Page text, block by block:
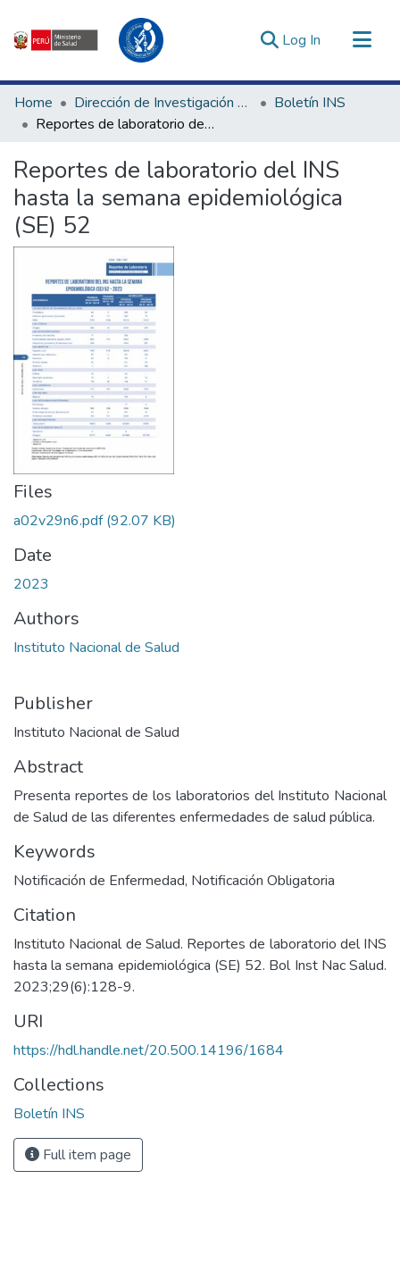
Log In (current)
Communities & Collections
All of DSpace
Estadísticas Externas
Enlaces de interés ▾
Home Dirección de Investigación e Innovación en Salud
Boletín INS
Reportes de laboratorio del INS hasta la semana epidemiológica (SE) 52
Reportes de laboratorio del INS
hasta la semana epidemiológica
(SE) 52
Files
a02v29n6.pdf(92.07 KB)
Date
2023
Authors
Instituto Nacional de Salud
Publisher
Instituto Nacional de Salud
Abstract
Presenta reportes de los laboratorios del Instituto Nacional
de Salud de las diferentes enfermedades de salud pública.
Keywords
Notificación de Enfermedad, Notificación Obligatoria
Citation
Instituto Nacional de Salud. Reportes de laboratorio del INS
hasta la semana epidemiológica (SE) 52. Bol Inst Nac Salud.
2023;29(6):128-9.
URI
https://hdl.handle.net/20.500.14196/1684
Collections
Boletín INS
Full item page